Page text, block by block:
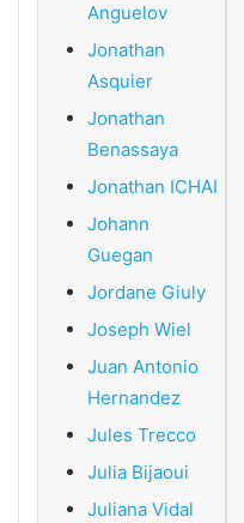
Anguelov
Jonathan
Asquier
Jonathan
Benassaya
Jonathan ICHAI
Johann
Guegan
Jordane Giuly
Joseph Wiel
Juan Antonio
Hernandez
Jules Trecco
Julia Bijaoui
Juliana Vidal